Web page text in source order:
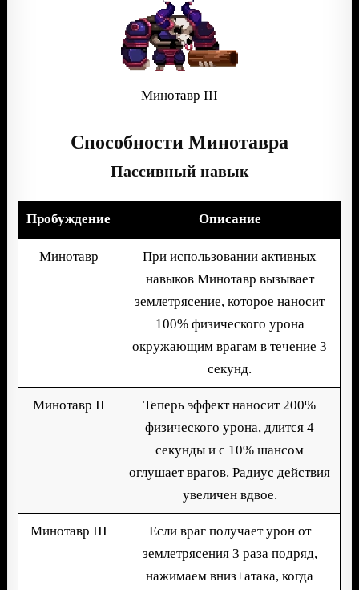
Минотавр III
Способности Минотавра
Пассивный навык
Пробуждение Описание
Минотавр
При использовании активных
навыков Минотавр вызывает
землетрясение, которое наносит
100% физического урона
окружающим врагам в течение 3
секунд.
Минотавр II
Теперь эффект наносит 200%
физического урона, длится 4
секунды и с 10% шансом
оглушает врагов. Радиус действия
увеличен вдвое.
Минотавр III
Если враг получает урон от
землетрясения 3 раза подряд,
нажимаем вниз+атака, когда